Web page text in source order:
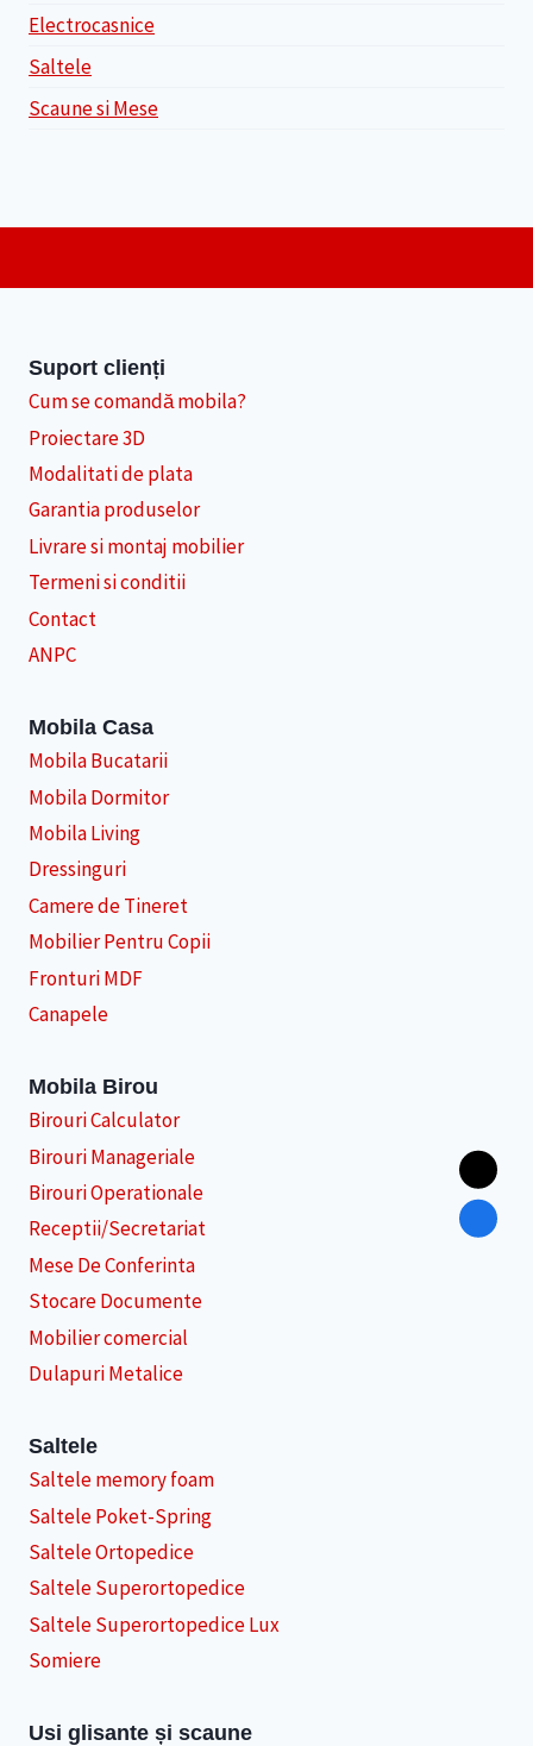
Electrocasnice
Saltele
Scaune si Mese
Suport clienți
Cum se comandă mobila?
Proiectare 3D
Modalitati de plata
Garantia produselor
Livrare si montaj mobilier
Termeni si conditii
Contact
ANPC
Mobila Casa
Mobila Bucatarii
Mobila Dormitor
Mobila Living
Dressinguri
Camere de Tineret
Mobilier Pentru Copii
Fronturi MDF
Canapele
Mobila Birou
Birouri Calculator
Birouri Manageriale
Birouri Operationale
Receptii/Secretariat
Mese De Conferinta
Stocare Documente
Mobilier comercial
Dulapuri Metalice
Saltele
Saltele memory foam
Saltele Poket-Spring
Saltele Ortopedice
Saltele Superortopedice
Saltele Superortopedice Lux
Somiere
Usi glisante și scaune